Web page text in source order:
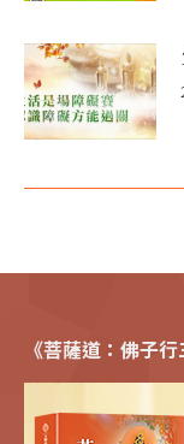
《菩薩道：佛子行